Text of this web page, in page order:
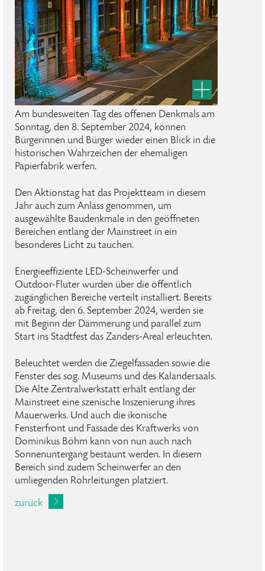
Am bundesweiten Tag des offenen Denkmals am
Sonntag, den 8. September 2024, können
Bürgerinnen und Bürger wieder einen Blick in die
historischen Wahrzeichen der ehemaligen
Papierfabrik werfen.
Den Aktionstag hat das Projektteam in diesem
Jahr auch zum Anlass genommen, um
ausgewählte Baudenkmale in den geöffneten
Bereichen entlang der Mainstreet in ein
besonderes Licht zu tauchen.
Energieeffiziente LED-Scheinwerfer und
Outdoor-Fluter wurden über die öffentlich
zugänglichen Bereiche verteilt installiert. Bereits
ab Freitag, den 6. September 2024, werden sie
mit Beginn der Dämmerung und parallel zum
Start ins Stadtfest das Zanders-Areal erleuchten.
Beleuchtet werden die Ziegelfassaden sowie die
Fenster des sog. Museums und des Kalandersaals.
Die Alte Zentralwerkstatt erhält entlang der
Mainstreet eine szenische Inszenierung ihres
Mauerwerks. Und auch die ikonische
Fensterfront und Fassade des Kraftwerks von
Dominikus Böhm kann von nun auch nach
Sonnenuntergang bestaunt werden. In diesem
Bereich sind zudem Scheinwerfer an den
umliegenden Rohrleitungen platziert.
zurück